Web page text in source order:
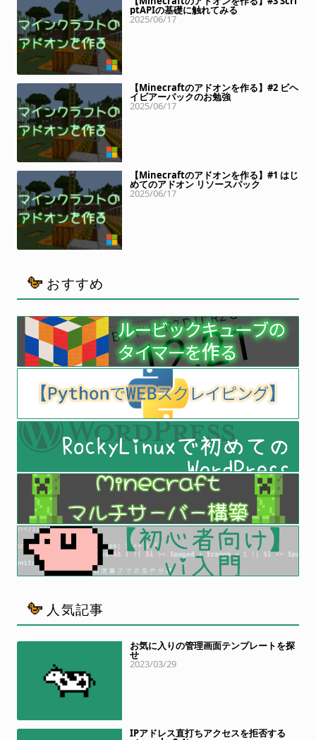
ptAPIの基礎に触れてみる
2025/06/17
【Minecraftのアドオンを作る】#2 ビヘ
イビアーパックのお勉強
2025/06/17
【Minecraftのアドオンを作る】#1 はじ
めてのアドオン リソースパック
2025/06/17
おすすめ
人気記事
お気に入りの管理画面テンプレートを探
せ
2023/03/29
IPアドレス直打ちアクセスを拒否する